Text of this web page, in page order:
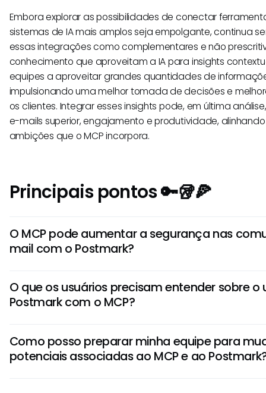
Embora explorar as possibilidades de conectar
sistemas de IA mais amplos seja empolgante, continua
essas integrações como complementares e não
conhecimento que aproveitam a IA para insights
equipes a aproveitar grandes quantidades de
impulsionando uma melhor tomada de decisões e
os clientes. Integrar esses insights pode, em última
e-mails superior, engajamento e produtividade,
ambições que o MCP incorpora.
Principais pontos 🔑🥡🍕
O MCP pode aumentar a segurança nas
mail com o Postmark?
a segurança ao fornecer um meio padronizado para a
sensíveis dentro do Postmark. Conexões seguras
O que os usuários precisam entender sobre o
Postmark com o MCP?
podem se beneficiar enormemente de integrações de IA
aprimoram a automação de e-mails e os relatórios. Isso
Como posso preparar minha equipe para
potenciais associadas ao MCP e ao